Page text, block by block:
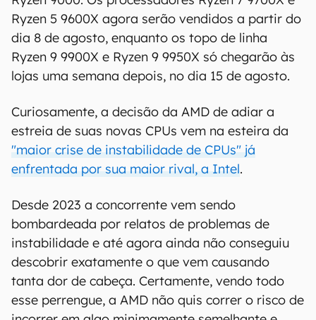
Qual é a nova data de
lançamento dos Ryzen 9000?
Como consequência desses problemas, a AMD
definiu duas novas datas de lançamento para os
Ryzen 9000. Os processadores Ryzen 7 9700X e
dia 8 de agosto, enquanto os topo de linha
Ryzen 9 9900X e Ryzen 9 9950X só chegarão às
lojas uma semana depois, no dia 15 de agosto.
Curiosamente, a decisão da AMD de adiar a
estreia de suas novas CPUs vem na esteira da
"maior crise de instabilidade de CPUs" já